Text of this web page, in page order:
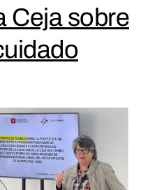
Ceja sobre